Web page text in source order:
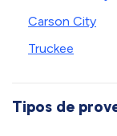
Carson City
Truckee
Tipos de